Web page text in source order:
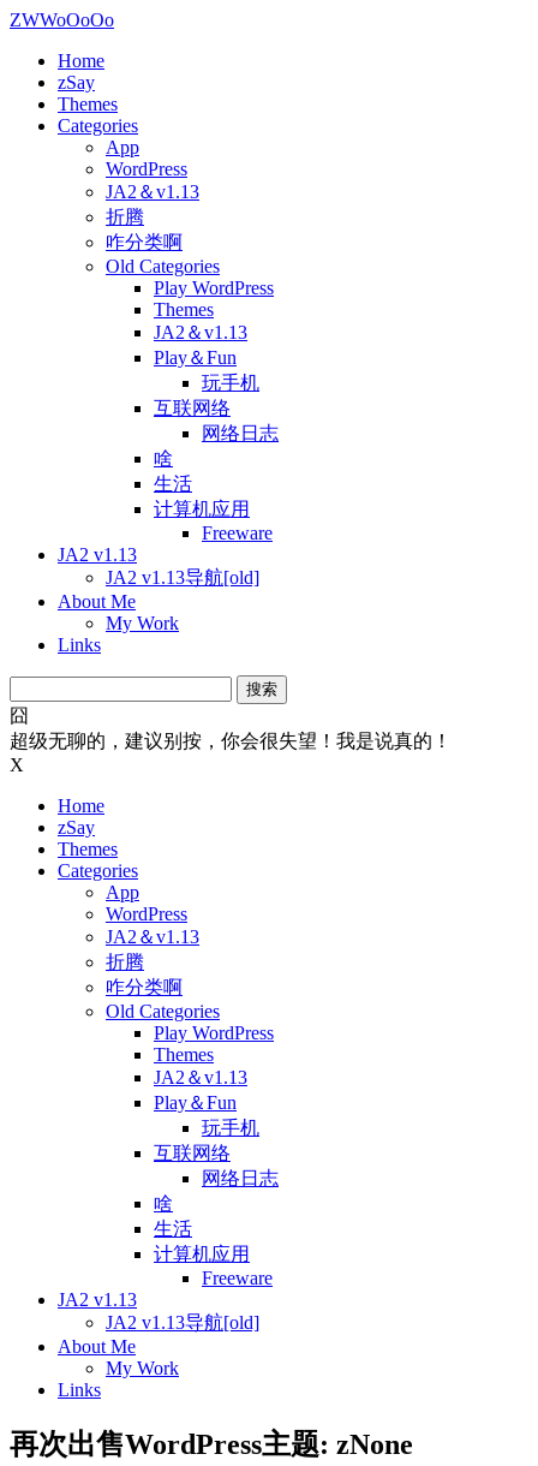
ZWWoOoOo
Home
zSay
Themes
Categories
App
WordPress
JA2＆v1.13
折腾
咋分类啊
Old Categories
Play WordPress
Themes
JA2＆v1.13
Play＆Fun
玩手机
互联网络
网络日志
啥
生活
计算机应用
Freeware
JA2 v1.13
JA2 v1.13导航[old]
About Me
My Work
Links
索：
囧
超级无聊的，建议别按，你会很失望！我是说真的！
X
Home
zSay
Themes
Categories
App
WordPress
JA2＆v1.13
折腾
咋分类啊
Old Categories
Play WordPress
Themes
JA2＆v1.13
Play＆Fun
玩手机
互联网络
网络日志
啥
生活
计算机应用
Freeware
JA2 v1.13
JA2 v1.13导航[old]
About Me
My Work
Links
再次出售WordPress主题: zNone